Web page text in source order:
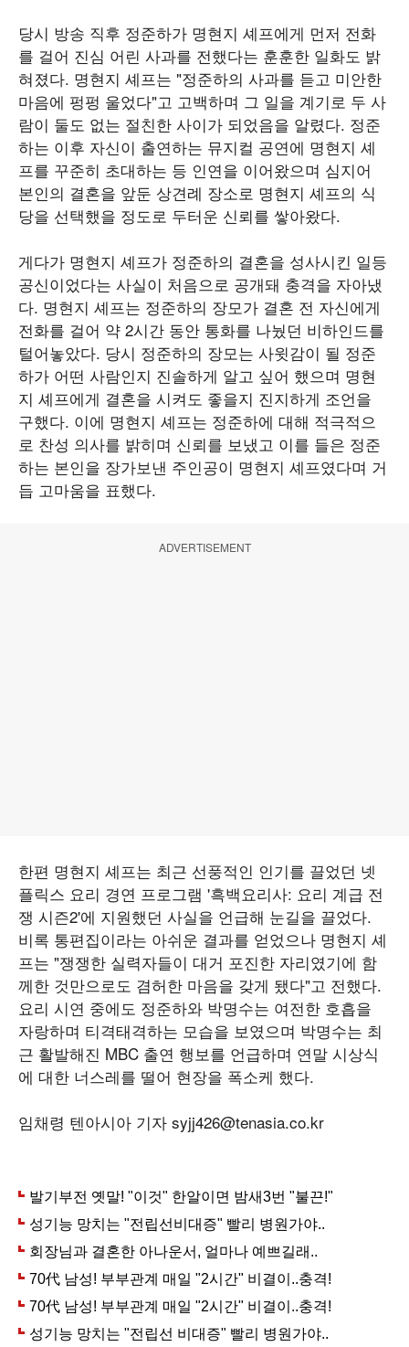
당시 방송 직후 정준하가 명현지 셰프에게 먼저 전화
를 걸어 진심 어린 사과를 전했다는 훈훈한 일화도 밝
혀졌다. 명현지 셰프는 "정준하의 사과를 듣고 미안한
마음에 펑펑 울었다"고 고백하며 그 일을 계기로 두 사
람이 둘도 없는 절친한 사이가 되었음을 알렸다. 정준
하는 이후 자신이 출연하는 뮤지컬 공연에 명현지 셰
프를 꾸준히 초대하는 등 인연을 이어왔으며 심지어
본인의 결혼을 앞둔 상견례 장소로 명현지 셰프의 식
당을 선택했을 정도로 두터운 신뢰를 쌓아왔다.
게다가 명현지 셰프가 정준하의 결혼을 성사시킨 일등
공신이었다는 사실이 처음으로 공개돼 충격을 자아냈
다. 명현지 셰프는 정준하의 장모가 결혼 전 자신에게
전화를 걸어 약 2시간 동안 통화를 나눴던 비하인드를
털어놓았다. 당시 정준하의 장모는 사윗감이 될 정준
하가 어떤 사람인지 진솔하게 알고 싶어 했으며 명현
지 셰프에게 결혼을 시켜도 좋을지 진지하게 조언을
구했다. 이에 명현지 셰프는 정준하에 대해 적극적으
로 찬성 의사를 밝히며 신뢰를 보냈고 이를 들은 정준
하는 본인을 장가보낸 주인공이 명현지 셰프였다며 거
듭 고마움을 표했다.
ADVERTISEMENT
한편 명현지 셰프는 최근 선풍적인 인기를 끌었던 넷
플릭스 요리 경연 프로그램 '흑백요리사: 요리 계급 전
쟁 시즌2'에 지원했던 사실을 언급해 눈길을 끌었다.
비록 통편집이라는 아쉬운 결과를 얻었으나 명현지 셰
프는 "쟁쟁한 실력자들이 대거 포진한 자리였기에 함
께한 것만으로도 겸허한 마음을 갖게 됐다"고 전했다.
요리 시연 중에도 정준하와 박명수는 여전한 호흡을
자랑하며 티격태격하는 모습을 보였으며 박명수는 최
근 활발해진 MBC 출연 행보를 언급하며 연말 시상식
에 대한 너스레를 떨어 현장을 폭소케 했다.
임채령 텐아시아 기자 syjj426@tenasia.co.kr